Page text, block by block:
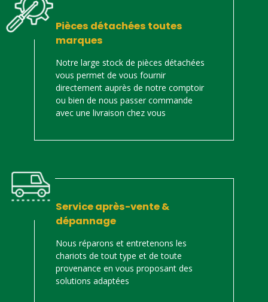
Pièces détachées toutes
marques
Notre large stock de pièces détachées
vous permet de vous fournir
directement auprès de notre comptoir
ou bien de nous passer commande
avec une livraison chez vous
Service après-vente &
dépannage
Nous réparons et entretenons les
chariots de tout type et de toute
provenance en vous proposant des
solutions adaptées